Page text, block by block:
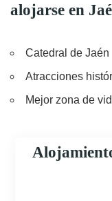
alojarse en
Catedral de Jaén
Atracciones
Mejor zona de